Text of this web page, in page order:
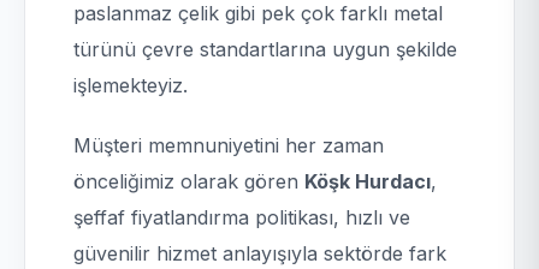
paslanmaz çelik gibi pek çok farklı metal
türünü çevre standartlarına uygun şekilde
işlemekteyiz.
Müşteri memnuniyetini her zaman
önceliğimiz olarak gören Köşk Hurdacı,
şeffaf fiyatlandırma politikası, hızlı ve
güvenilir hizmet anlayışıyla sektörde fark